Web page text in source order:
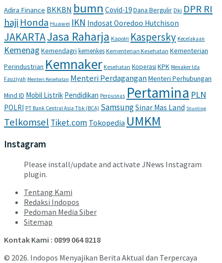
Adira Finance BKKBN bumn Covid-19Dana Bergulir Dki DPR RI
haji Honda Huawei IKN Indosat Ooredoo Hutchison
JAKARTAJasa Raharja Kapolri Kaspersky Kecelakaan
Kemenag Kemendagri kemenkes Kementerian Kesehatan Kementerian
Perindustrian Kemnaker Kesehatan Koperasi KPK Menaker Ida
Fauziyah Menteri Kesehatan Menteri PerdaganganMenteri Perhubungan
Mind ID Mobil Listrik Pendidikan Perpusnas Pertamina PLN
POLRI PT Bank Central Asia Tbk (BCA) SamsungSinar Mas Land Stunting
Telkomsel Tiket.com Tokopedia UMKM
Instagram
Please install/update and activate JNews Instagram
plugin.
Tentang Kami
Redaksi Indopos
Pedoman Media Siber
Sitemap
Kontak Kami : 0899 064 8218
© 2026. Indopos Menyajikan Berita Aktual dan Terpercaya